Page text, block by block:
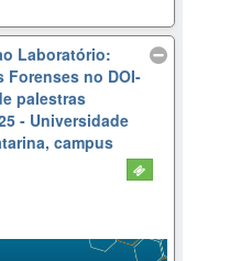
Laboratório:
Forenses no DOI-
palestras
- Universidade
campus